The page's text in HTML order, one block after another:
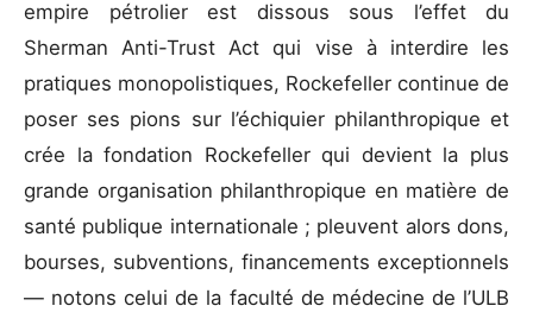
empire pétrolier est dissous sous l’effet du
Sherman Anti-Trust Act qui vise à interdire les
pratiques monopolistiques, Rockefeller continue de
poser ses pions sur l’échiquier philanthropique et
crée la fondation Rockefeller qui devient la plus
grande organisation philanthropique en matière de
santé publique internationale ; pleuvent alors dons,
bourses, subventions, financements exceptionnels
— notons celui de la faculté de médecine de l’ULB